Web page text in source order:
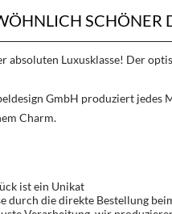
SCHÖNER
absoluten Luxusklasse! Der
GmbH produziert jedes
Charm.
ist ein Unikat
durch die direkte Bestellung